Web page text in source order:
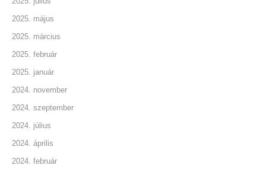
2025. május
2025. március
2025. február
2025. január
2024. november
2024. szeptember
2024. július
2024. április
2024. február